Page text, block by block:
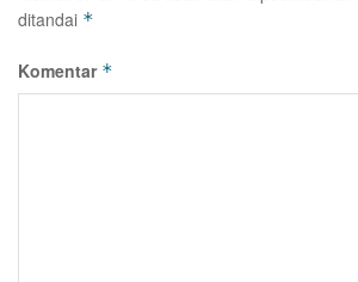
ditandai *
Komentar *